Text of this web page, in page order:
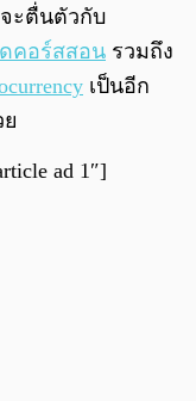
ะตื่นตัวกับ
ดคอร์สสอน รวมถึง
เป็นอีก
ad 1″]